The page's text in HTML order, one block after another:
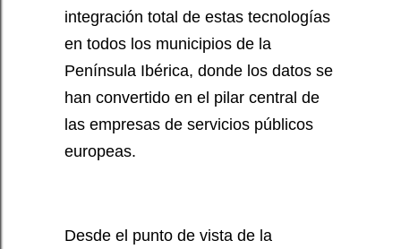
integración total de estas tecnologías
en todos los municipios de la
Península Ibérica, donde los datos se
han convertido en el pilar central de
las empresas de servicios públicos
europeas.
Desde el punto de vista de la